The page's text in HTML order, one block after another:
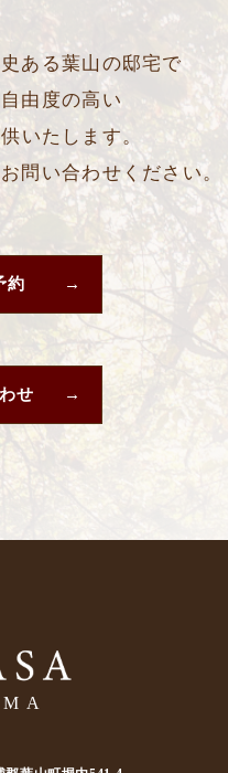
ある葉山の邸宅で
由度の高い
いたします。
問い合わせください。
約
せ